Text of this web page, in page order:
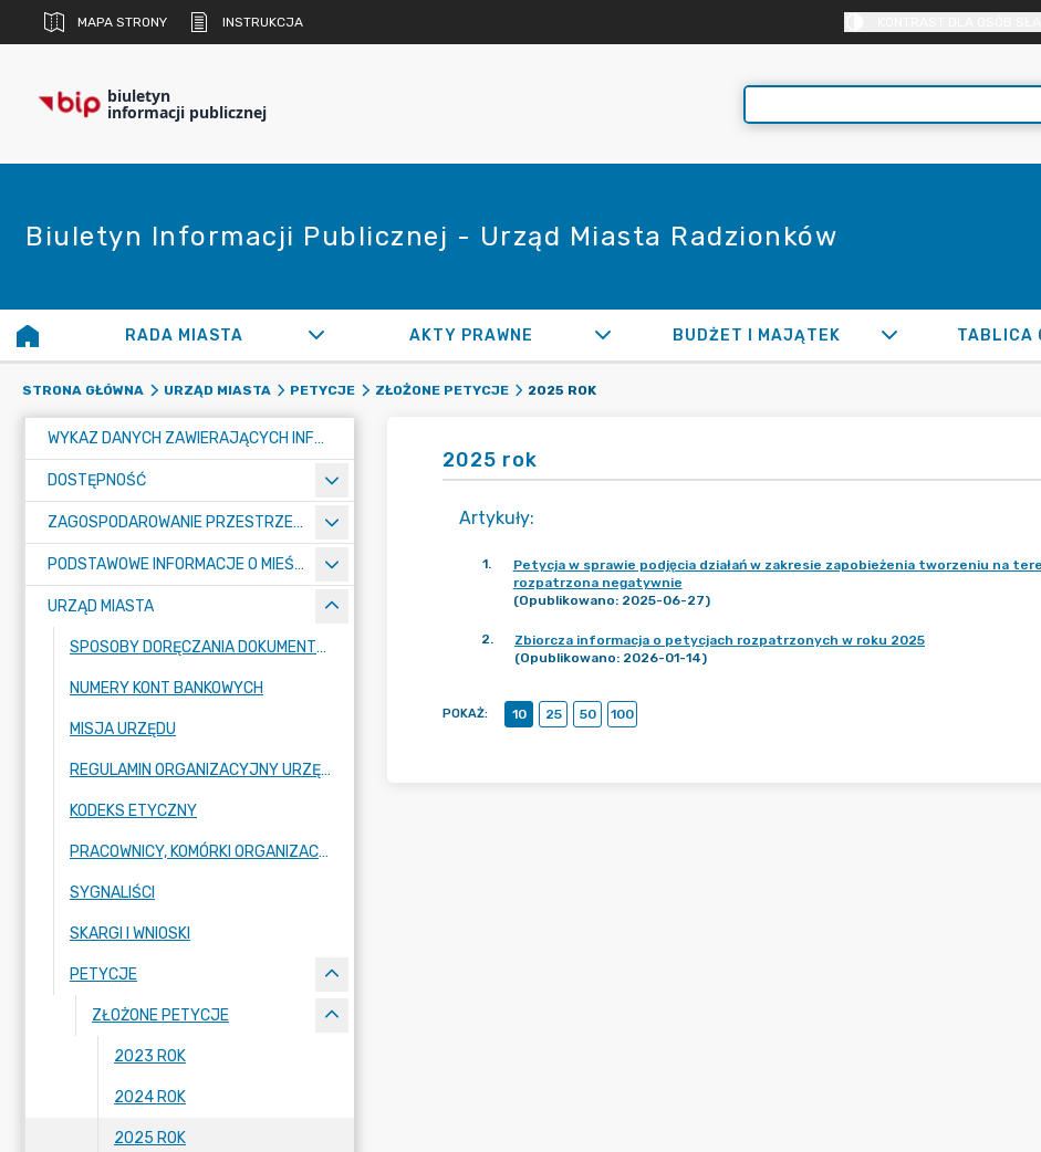
MAPA STRONY INSTRUKCJA
biuletyn
informacji publicznej
Biuletyn Informacji Publicznej - Urząd Miasta Radzionków
RADA MIASTA AKTY PRAWNE BUDŻET I MAJĄTEK TABLICA
STRONA GŁÓWNA URZĄD MIASTA PETYCJE ZŁOŻONE PETYCJE 2025 ROK
WYKAZ DANYCH ZAWIERAJĄCYCH INFORMACJE O ŚRODOWISKU I JEGO OCHRONIE
DOSTĘPNOŚĆ
ZAGOSPODAROWANIE PRZESTRZENNE
PODSTAWOWE INFORMACJE O MIEŚCIE
URZĄD MIASTA
SPOSOBY DORĘCZANIA DOKUMENTÓW DO URZĘDU MIASTA RADZIONKÓW
NUMERY KONT BANKOWYCH
MISJA URZĘDU
REGULAMIN ORGANIZACYJNY URZĘDU
KODEKS ETYCZNY
PRACOWNICY, KOMÓRKI ORGANIZACYJNE URZĘDU
SYGNALIŚCI
SKARGI I WNIOSKI
PETYCJE
ZŁOŻONE PETYCJE
2023 ROK
2024 ROK
2025 ROK
2025 rok
Artykuły:
1.
Petycja w sprawie podjęcia działań w zakresie zapobieżenia tworzeniu na
rozpatrzona negatywnie
(Opublikowano: 2025-06-27)
2.
Zbiorcza informacja o petycjach rozpatrzonych w roku 2025
(Opublikowano: 2026-01-14)
POKAŻ: 10 25 50 100